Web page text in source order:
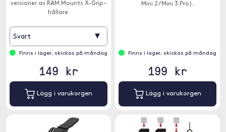
versioner av RAM Mounts X-Grip-
hållare.
Svart ▾
Finns i lager, skickas på måndag
149 kr
Lägg i varukorgen
Mini 2 / Mini 3 Pro).
Finns i lager, skickas på måndag
199 kr
Lägg i varukorgen